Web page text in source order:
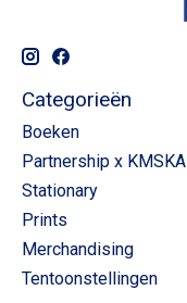
Categorieën
Boeken
Partnership x KMSKA
Stationary
Prints
Merchandising
Tentoonstellingen